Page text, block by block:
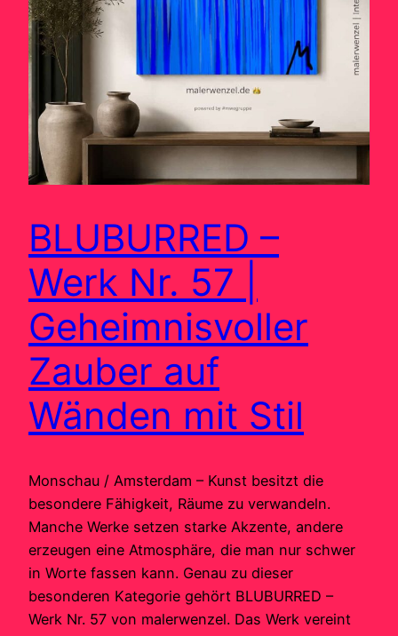
BLUBURRED –
Werk Nr. 57 |
Geheimnisvoller
Zauber auf
Wänden mit Stil
Monschau / Amsterdam – Kunst besitzt die
besondere Fähigkeit, Räume zu verwandeln.
Manche Werke setzen starke Akzente, andere
erzeugen eine Atmosphäre, die man nur schwer
in Worte fassen kann. Genau zu dieser
besonderen Kategorie gehört BLUBURRED –
Werk Nr. 57 von malerwenzel. Das Werk vereint